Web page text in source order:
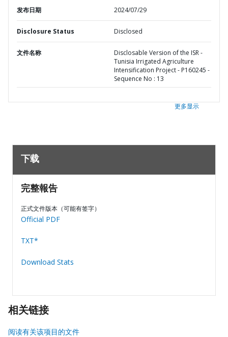
发布日期 2024/07/29
Disclosure Status Disclosed
文件名称
Disclosable Version of the ISR -
Tunisia Irrigated Agriculture
Intensification Project - P160245 -
Sequence No : 13
更多显示
下载
完整報告
正式文件版本（可能有签字）
Official PDF
TXT*
Download Stats
相关链接
阅读有关该项目的文件